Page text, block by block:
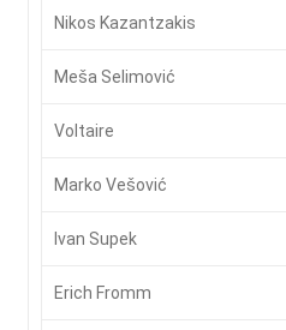
Nikos Kazantzakis
Meša Selimović
Voltaire
Marko Vešović
Ivan Supek
Erich Fromm